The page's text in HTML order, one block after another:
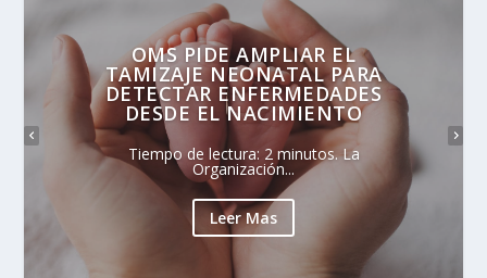
OMS PIDE AMPLIAR EL
TAMIZAJE NEONATAL PARA
DETECTAR ENFERMEDADES
DESDE EL NACIMIENTO
Tiempo de lectura: 2 minutos. La
Organización...
Leer Mas